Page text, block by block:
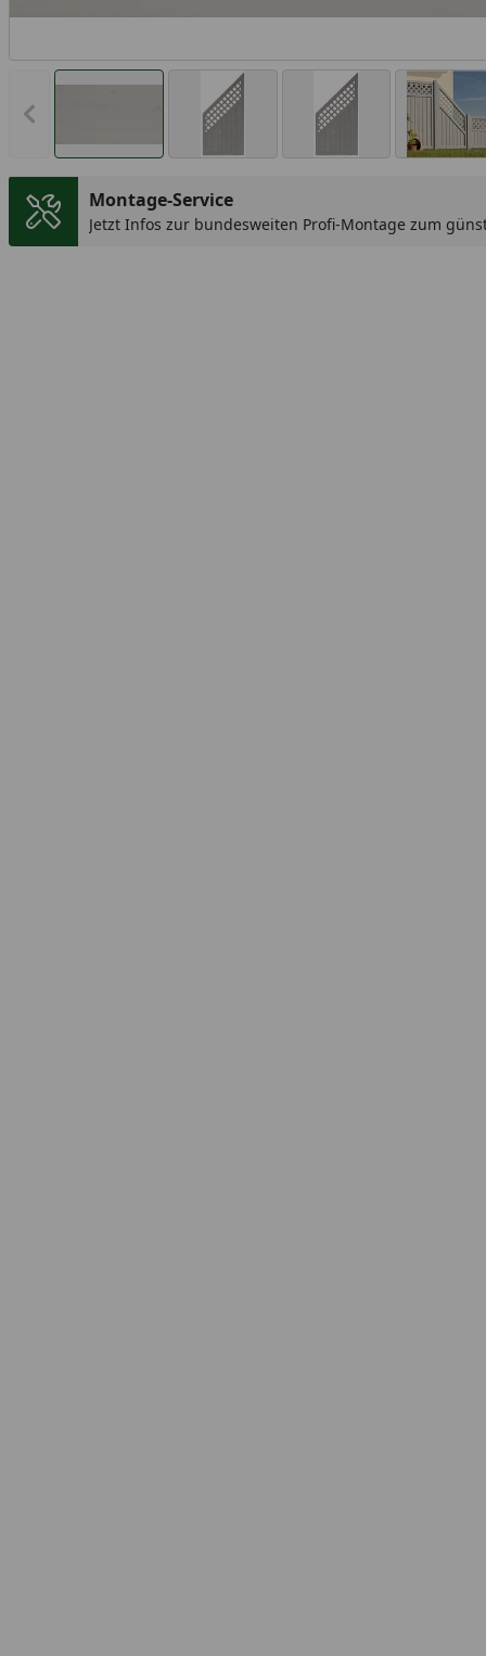
Vorheriges Bild anzeigen
Montage-Service
Jetzt Infos zur bundesweiten Profi-Montage zum